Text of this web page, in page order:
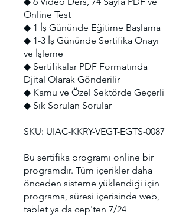
Online Test
◆ 1 İş Gününde Eğitime Başlama
◆ 1-3 İş Gününde Sertifika Onayı
ve İşleme
◆ Sertifikalar PDF Formatında
Djital Olarak Gönderilir
◆ Kamu ve Özel Sektörde Geçerli
◆ Sık Sorulan Sorular
SKU: UIAC-KKRY-VEGT-EGTS-0087
Bu sertifika programı online bir
programdır. Tüm içerikler daha
önceden sisteme yüklendiği için
programa, süresi içerisinde web,
tablet ya da cep'ten 7/24